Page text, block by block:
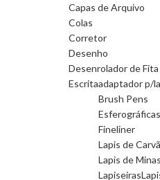
Capas de Arquivo
Colas
Corretor
Desenho
Desenrolador de Fita
Escritaadaptador p/
Brush Pens
Esferográficas
Fineliner
Lapis de
Lapis de Minas
Lapiseiras